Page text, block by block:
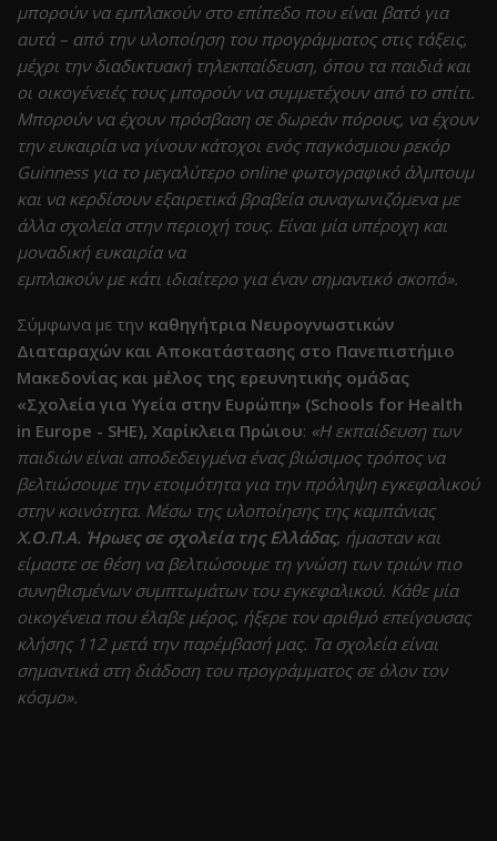
μπορούν να εμπλακούν στο επίπεδο που είναι βατό για
αυτά – από την υλοποίηση του προγράμματος στις τάξεις,
μέχρι την διαδικτυακή τηλεκπαίδευση, όπου τα παιδιά και
οι οικογένειές τους μπορούν να συμμετέχουν από το σπίτι.
Μπορούν να έχουν πρόσβαση σε δωρεάν πόρους, να έχουν
την ευκαιρία να γίνουν κάτοχοι ενός παγκόσμιου ρεκόρ
Guinness για το μεγαλύτερο online φωτογραφικό άλμπουμ
και να κερδίσουν εξαιρετικά βραβεία συναγωνιζόμενα με
άλλα σχολεία στην περιοχή τους. Είναι μία υπέροχη και
μοναδική ευκαιρία να
εμπλακούν με κάτι ιδιαίτερο για έναν σημαντικό σκοπό».
Σύμφωνα με την καθηγήτρια Νευρογνωστικών
Διαταραχών και Αποκατάστασης στο Πανεπιστήμιο
Μακεδονίας και μέλος της ερευνητικής ομάδας
«Σχολεία για Υγεία στην Ευρώπη» (Schools for Health
in Europe - SHE), Χαρίκλεια Πρώιου: «Η εκπαίδευση των
παιδιών είναι αποδεδειγμένα ένας βιώσιμος τρόπος να
βελτιώσουμε την ετοιμότητα για την πρόληψη εγκεφαλικού
στην κοινότητα. Μέσω της υλοποίησης της καμπάνιας
Χ.Ο.Π.Α. Ήρωες σε σχολεία της Ελλάδας, ήμασταν και
είμαστε σε θέση να βελτιώσουμε τη γνώση των τριών πιο
συνηθισμένων συμπτωμάτων του εγκεφαλικού. Κάθε μία
οικογένεια που έλαβε μέρος, ήξερε τον αριθμό επείγουσας
κλήσης 112 μετά την παρέμβασή μας. Τα σχολεία είναι
σημαντικά στη διάδοση του προγράμματος σε όλον τον
κόσμο».